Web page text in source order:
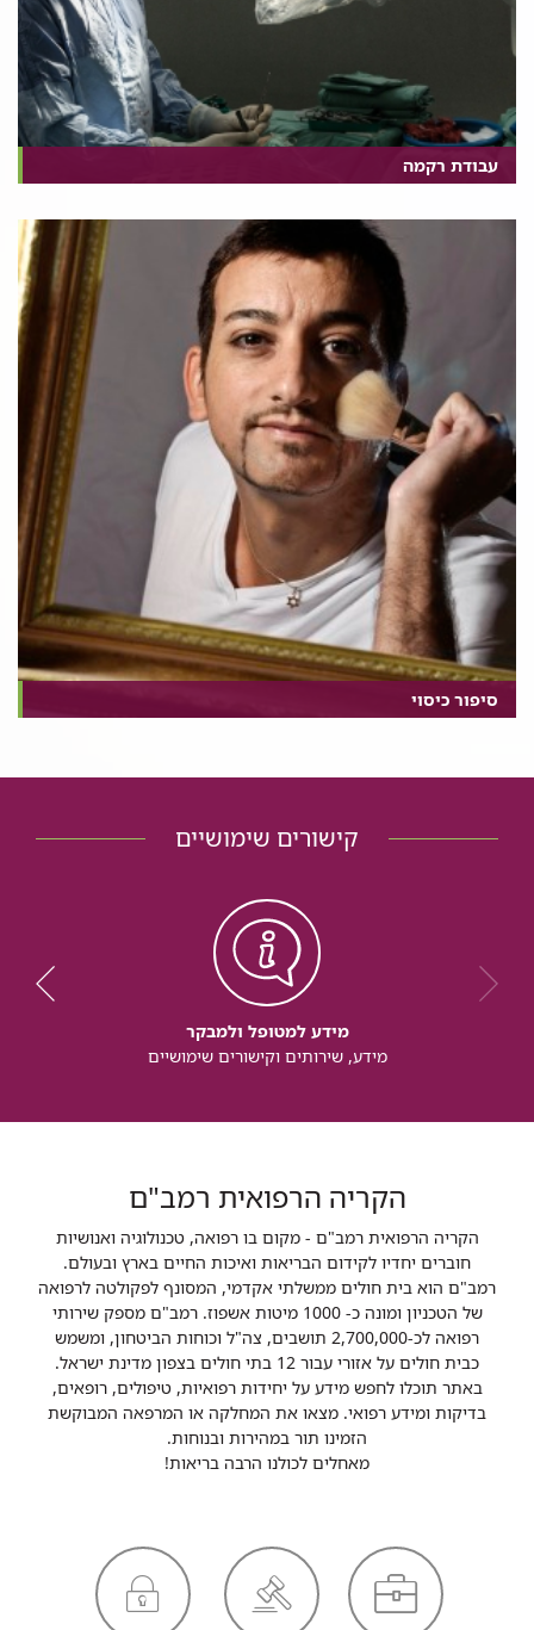
עבודת רקמה
סיפור כיסוי
קישורים שימושיים
מידע למטופל ולמבקר
מידע, שירותים וקישורים שימושיים
הקריה הרפואית רמב"ם
הקריה הרפואית רמב"ם - מקום בו רפואה, טכנולוגיה ואנושיות
חוברים יחדיו לקידום הבריאות ואיכות החיים בארץ ובעולם.
רמב"ם הוא בית חולים ממשלתי אקדמי, המסונף לפקולטה לרפואה
של הטכניון ומונה כ- 1000 מיטות אשפוז. רמב"ם מספק שירותי
רפואה לכ-2,700,000 תושבים, צה"ל וכוחות הביטחון, ומשמש
כבית חולים על אזורי עבור 12 בתי חולים בצפון מדינת ישראל.
באתר תוכלו לחפש מידע על יחידות רפואיות, טיפולים, רופאים,
בדיקות ומידע רפואי. מצאו את המחלקה או המרפאה המבוקשת
הזמינו תור במהירות ובנוחות.
מאחלים לכולנו הרבה בריאות!